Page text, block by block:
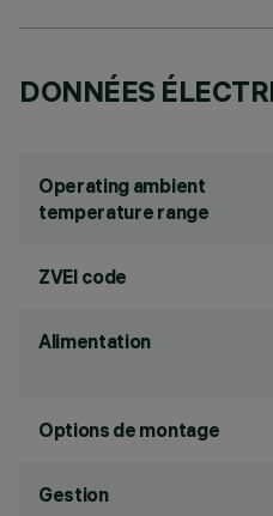
DONNÉES
Operating ambient
temperature range
ZVEI code
Alimentation
Options de montage
Gestion